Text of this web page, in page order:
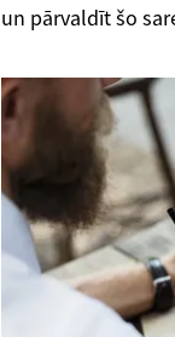
un pārvaldīt šo